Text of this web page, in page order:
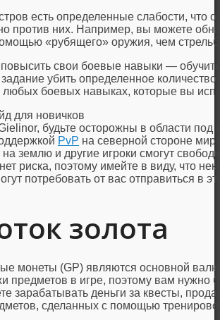
есть определенные слабости, что
против них. Например, вы можете
«рубящего» оружия, чем
свои боевые навыки —
убить определенное
боевых навыках, которые вы
будьте осторожны в области
PvP на северной стороне
землю и другие игроки смогут
риска, поэтому имейте в виду, что
потребовать от вас отправиться в
золота
монеты (GP) являются основной
предметов в игре, поэтому вам нужно
зарабатывать деньги за квесты,
сделанных с помощью